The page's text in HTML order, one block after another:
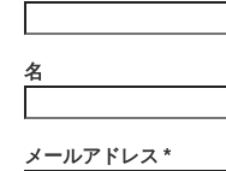
名
メールアドレス *